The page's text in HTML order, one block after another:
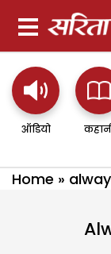
ऑडियो
Home »